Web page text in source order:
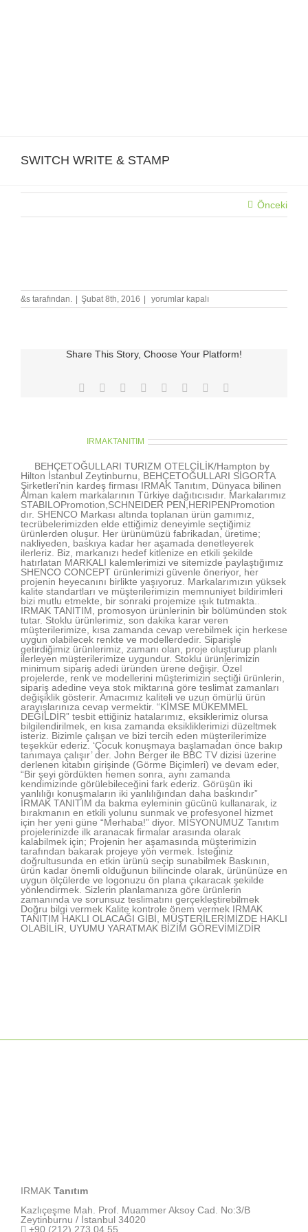
SWITCH WRITE & STAMP
Önceki
&s tarafından. Şubat 8th, 2016
SWITCH
WRITE
yorumlar kapalı
Share This Story, Choose Your Platform!
Facebook Reddit LinkedIn
TumblrPinterest
IRMAKTANITIM
BEHÇETOĞULLARI TURIZM OTELCİLİK/Hampton by
Hilton İstanbul Zeytinburnu, BEHÇETOĞULLARI SİGORTA
Şirketleri’nin kardeş firması IRMAK Tanıtım, Dünyaca bilinen
Alman kalem markalarının Türkiye dağıtıcısıdır. Markalarımız
STABILOPromotion,SCHNEIDER PEN,HERIPENPromotion
dır. SHENCO Markası altında toplanan ürün gamımız,
tecrübelerimizden elde ettiğimiz deneyimle seçtiğimiz
ürünlerden oluşur. Her ürünümüzü fabrikadan, üretime;
nakliyeden, baskıya kadar her aşamada denetleyerek
ilerleriz. Biz, markanızı hedef kitlenize en etkili şekilde
hatırlatan MARKALI kalemlerimizi ve sitemizde paylaştığımız
SHENCO CONCEPT ürünlerimizi güvenle öneriyor, her
projenin heyecanını birlikte yaşıyoruz. Markalarımızın yüksek
kalite standartları ve müşterilerimizin memnuniyet bildirimleri
bizi mutlu etmekte, bir sonraki projemize ışık tutmakta..
IRMAK TANITIM, promosyon ürünlerinin bir bölümünden stok
tutar. Stoklu ürünlerimiz, son dakika karar veren
müşterilerimize, kısa zamanda cevap verebilmek için herkese
uygun olabilecek renkte ve modellerdedir. Siparişle
getirdiğimiz ürünlerimiz, zamanı olan, proje oluşturup planlı
ilerleyen müşterilerimize uygundur. Stoklu ürünlerimizin
minimum sipariş adedi üründen ürene değişir. Özel
projelerde, renk ve modellerini müşterimizin seçtiği ürünlerin,
sipariş adedine veya stok miktarına göre teslimat zamanları
değişiklik gösterir. Amacımız kaliteli ve uzun ömürlü ürün
arayışlarınıza cevap vermektir. “KİMSE MÜKEMMEL
DEĞİLDİR” tesbit ettiğiniz hatalarımız, eksiklerimiz olursa
bilgilendirilmek, en kısa zamanda eksikliklerimizi düzeltmek
isteriz. Bizimle çalışan ve bizi tercih eden müşterilerimize
teşekkür ederiz. ‘Çocuk konuşmaya başlamadan önce bakıp
tanımaya çalışır’ der. John Berger ile BBC TV dizisi üzerine
derlenen kitabın girişinde (Görme Biçimleri) ve devam eder,
“Bir şeyi gördükten hemen sonra, aynı zamanda
kendimizinde görülebileceğini fark ederiz. Görüşün iki
yanlılığı konuşmaların iki yanlılığından daha baskındır”
IRMAK TANITIM da bakma eyleminin gücünü kullanarak, iz
bırakmanın en etkili yolunu sunmak ve profesyonel hizmet
için her yeni güne “Merhaba!” diyor. MİSYONUMUZ Tanıtım
projelerinizde ilk aranacak firmalar arasında olarak
kalabilmek için; Projenin her aşamasında müşterimizin
tarafından bakarak projeye yön vermek. İsteğiniz
doğrultusunda en etkin ürünü seçip sunabilmek Baskının,
ürün kadar önemli olduğunun bilincinde olarak, ürününüze en
uygun ölçülerde ve logonuzu ön plana çıkaracak şekilde
yönlendirmek. Sizlerin planlamanıza göre ürünlerin
zamanında ve sorunsuz teslimatını gerçekleştirebilmek
Doğru bilgi vermek Kalite kontrole önem vermek IRMAK
TANITIM HAKLI OLACAĞI GİBİ, MÜŞTERİLERİMİZDE HAKLI
OLABİLİR, UYUMU YARATMAK BİZİM GÖREVİMİZDİR
IRMAK Tanıtım
Kazlıçeşme Mah. Prof. Muammer Aksoy Cad. No:3/B
Zeytinburnu / İstanbul 34020
+90 (212) 273 04 55